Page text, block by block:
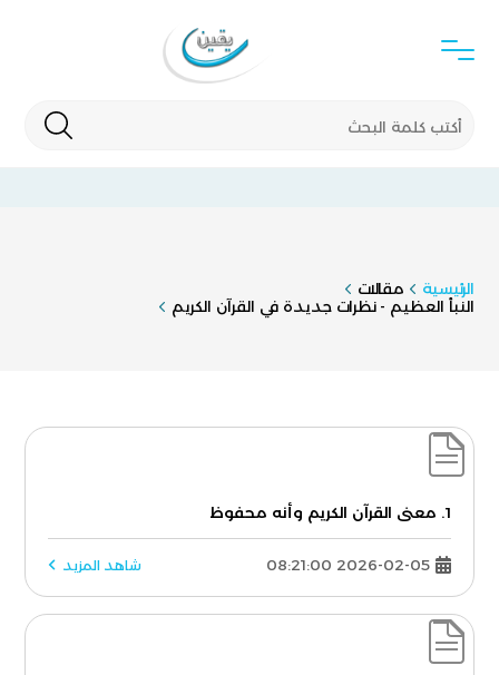
الرئيسية
مقالات
النبأ العظيم - نظرات جديدة في القرآن الكريم
1. معنى القرآن الكريم وأنه محفوظ
2026-02-05 08:21:00 شاهد المزيد